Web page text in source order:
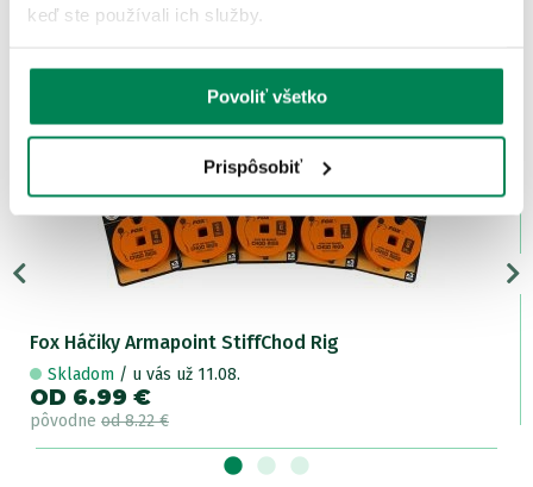
keď ste používali ich služby.
Povoliť všetko
Prispôsobiť
ĎALŠIE PRODUKTY TEJ ISTEJ
Akcia -15%
Fox Háčiky Armapoint StiffChod Rig
Skladom / u vás už 11.08.
OD 6.99 €
pôvodne od 8.22 €